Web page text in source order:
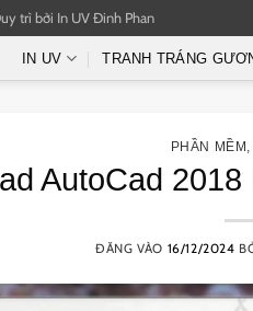
trì bởi In UV Đinh Phan
IN UV TRANH TRÁNG
PHẦN MỀM
AutoCad
ĐĂNG VÀO 16/12/2024